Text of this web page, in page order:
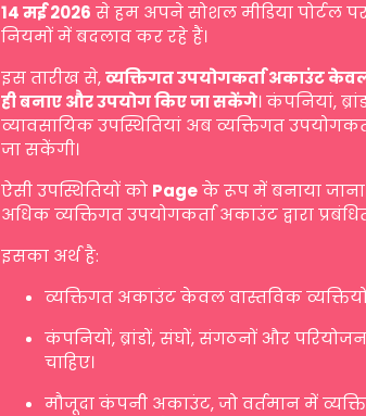
14 मई 2026 से हम अपने सोशल मीडिया पोर्टल
नियमों में बदलाव कर रहे हैं।
इस तारीख से,व्यक्तिगत उपयोगकर्ता अकाउंट केवल
ही बनाए और उपयोग किए जा सकेंगे। कंपनियां,
व्यावसायिक उपस्थितियां अब व्यक्तिगत
जा सकेंगी।
ऐसी उपस्थितियों को Pageके रूप में बनाया
अधिक व्यक्तिगत उपयोगकर्ता अकाउंट द्वारा
इसका अर्थ है:
व्यक्तिगत अकाउंट केवल वास्तविक
कंपनियों, ब्रांडों, संघों, संगठनों और
चाहिए।
मौजूदा कंपनी अकाउंट, जो वर्तमान में